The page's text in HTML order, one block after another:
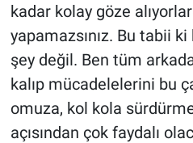
kadar kolay göze
yapamazsınız. Bu tabii
şey değil. Ben tüm
kalıp mücadelelerini bu
omuza, kol kola
açısından çok faydalı